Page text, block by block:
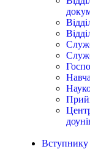
Вступнику